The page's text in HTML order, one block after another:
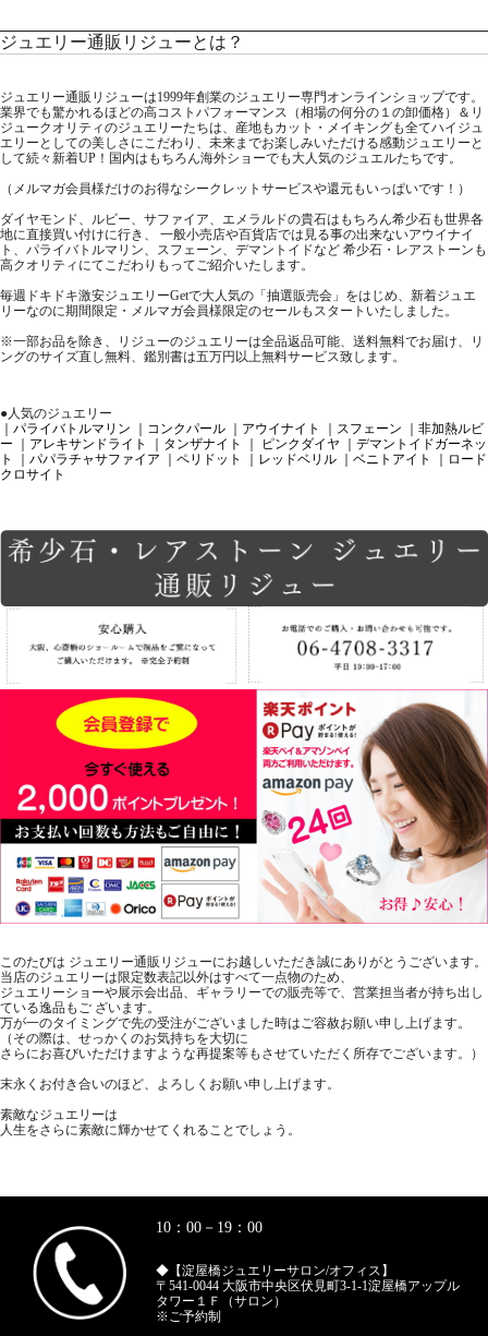
ジュエリー通販リジューとは？
ジュエリー通販リジューは1999年創業のジュエリー専門オンラインショップです。
業界でも驚かれるほどの高コストパフォーマンス（相場の何分の１の卸価格）＆リ
ジュークオリティのジュエリーたちは、産地もカット・メイキングも全てハイジュ
エリーとしての美しさにこだわり、未来までお楽しみいただける感動ジュエリーと
して続々新着UP！国内はもちろん海外ショーでも大人気のジュエルたちです。
（メルマガ会員様だけのお得なシークレットサービスや還元もいっぱいです！）
ダイヤモンド、ルビー、サファイア、エメラルドの貴石はもちろん希少石も世界各
地に直接買い付けに行き、 一般小売店や百貨店では見る事の出来ないアウイナイ
ト、パライバトルマリン、スフェーン、デマントイドなど 希少石・レアストーンも
高クオリティにてこだわりもってご紹介いたします。
毎週ドキドキ激安ジュエリーGetで大人気の「抽選販売会」をはじめ、新着ジュエ
リーなのに期間限定・メルマガ会員様限定のセールもスタートいたしました。
※一部お品を除き、リジューのジュエリーは全品返品可能、送料無料でお届け、リ
ングのサイズ直し無料、鑑別書は五万円以上無料サービス致します。
●人気のジュエリー
｜パライバトルマリン
｜コンクパール ｜アウイナイト ｜スフェーン
｜非加熱ルビ
ー
｜アレキサンドライト ｜タンザナイト ｜ ピンクダイヤ
｜デマントイドガーネッ
ト
｜パパラチャサファイア ｜ペリドット ｜レッドベリル ｜ベニトアイト
｜ロード
クロサイト
このたびは ジュエリー通販リジューにお越しいただき誠にありがとうございます。
当店のジュエリーは限定数表記以外はすべて一点物のため、
ジュエリーショーや展示会出品、ギャラリーでの販売等で、営業担当者が持ち出し
ている逸品もご ざいます。
万が一のタイミングで先の受注がございました時はご容赦お願い申し上げます。
（その際は、せっかくのお気持ちを大切に
さらにお喜びいただけますような再提案等もさせていただく所存でございます。）
末永くお付き合いのほど、よろしくお願い申し上げます。
素敵なジュエリーは
人生をさらに素敵に輝かせてくれることでしょう。
10：00－19：00
◆【淀屋橋ジュエリーサロン/オフィス】
〒541-0044 大阪市中央区伏見町3-1-1淀屋橋アップル
タワー１Ｆ（サロン）
※ご予約制